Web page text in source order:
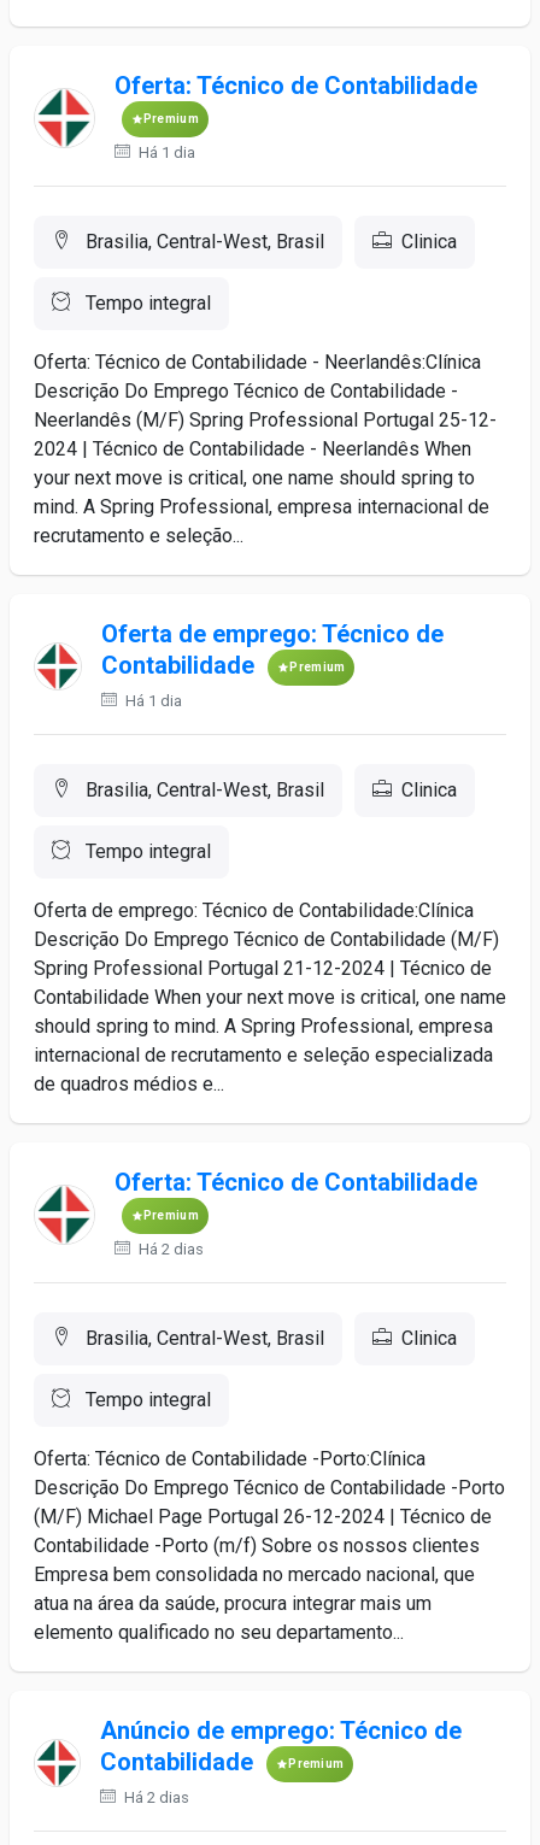
Oferta: Técnico de Contabilidade
Premium
Há 1 dia
Brasilia, Central-West, Brasil Clinica
Tempo integral
Oferta: Técnico de Contabilidade - Neerlandês:Clínica
Descrição Do Emprego Técnico de Contabilidade -
Neerlandês (M/F) Spring Professional Portugal 25-12-
2024 | Técnico de Contabilidade - Neerlandês When
your next move is critical, one name should spring to
mind. A Spring Professional, empresa internacional de
recrutamento e seleção...
Oferta de emprego: Técnico de
Contabilidade
Premium
Há 1 dia
Brasilia, Central-West, Brasil Clinica
Tempo integral
Oferta de emprego: Técnico de Contabilidade:Clínica
Descrição Do Emprego Técnico de Contabilidade (M/F)
Spring Professional Portugal 21-12-2024 | Técnico de
Contabilidade When your next move is critical, one name
should spring to mind. A Spring Professional, empresa
internacional de recrutamento e seleção especializada
de quadros médios e...
Oferta: Técnico de Contabilidade
Premium
Há 2 dias
Brasilia, Central-West, Brasil Clinica
Tempo integral
Oferta: Técnico de Contabilidade -Porto:Clínica
Descrição Do Emprego Técnico de Contabilidade -Porto
(M/F) Michael Page Portugal 26-12-2024 | Técnico de
Contabilidade -Porto (m/f) Sobre os nossos clientes
Empresa bem consolidada no mercado nacional, que
atua na área da saúde, procura integrar mais um
elemento qualificado no seu departamento...
Anúncio de emprego: Técnico de
Contabilidade
Premium
Há 2 dias